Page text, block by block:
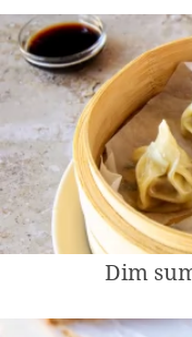
Dim